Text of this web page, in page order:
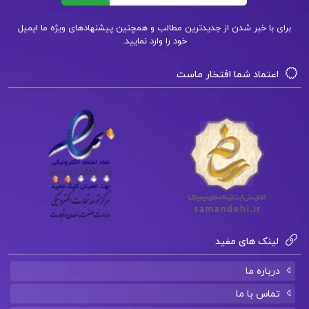
هالیدی
برای با خبر شدن از جدیدترین مطالب و همچنین پیشنهادهای ویژه ما ایمیل
خود را وارد نمایید.
اعتماد شما افتخار ماست
لینک های مفید
درباره ما
تماس با ما